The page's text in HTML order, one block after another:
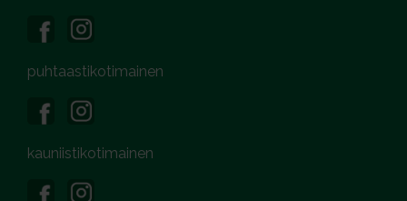
puhtaastikotimainen
kauniistikotimainen